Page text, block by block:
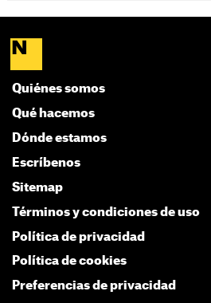
Quiénes somos
Qué hacemos
Dónde estamos
Escríbenos
Sitemap
Términos y condiciones de uso
Política de privacidad
Política de cookies
Preferencias de privacidad